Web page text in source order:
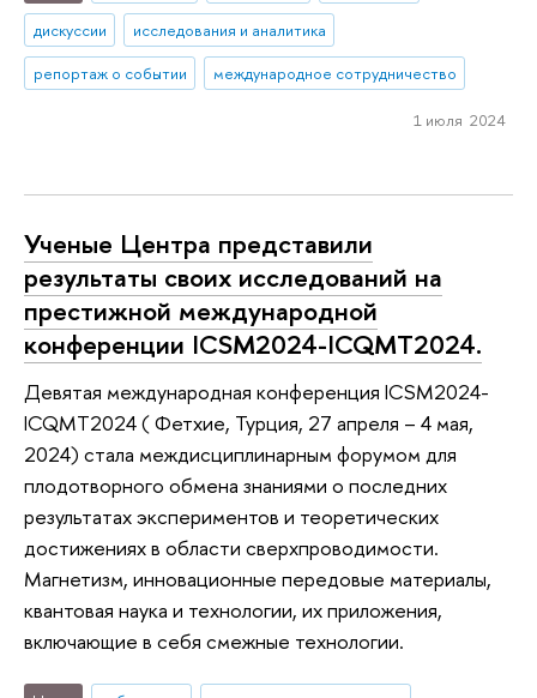
дискуссии
исследования и аналитика
репортаж о событии
международное сотрудничество
1 июля 2024
Ученые Центра представили
результаты своих исследований на
престижной международной
конференции ICSM2024-ICQMT2024.
Девятая международная конференция ICSM2024-
ICQMT2024 ( Фетхие, Турция, 27 апреля – 4 мая,
2024) стала междисциплинарным форумом для
плодотворного обмена знаниями о последних
результатах экспериментов и теоретических
достижениях в области сверхпроводимости.
Магнетизм, инновационные передовые материалы,
квантовая наука и технологии, их приложения,
включающие в себя смежные технологии.